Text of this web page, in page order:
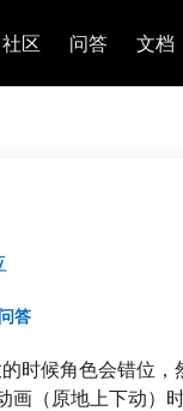
社区 问答 文档
答
时候角色会错位，
画（原地上下动）